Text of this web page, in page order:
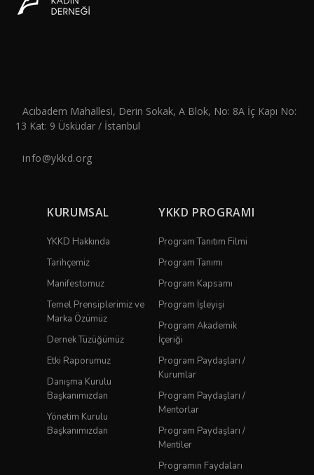
Acıbadem Mahallesi, Derin Sokak, A Blok, No: 8A İç Kapı No:
13 Kat: 9 Üsküdar / İstanbul
info@ykkd.org
KURUMSAL
YKKD Hakkında
Tarihçemiz
Manifestomuz
Temel Prensiplerimiz ve
Marka Özümüz
Dernek Tüzüğümüz
Etki Raporumuz
Danışma Kurulu
Başkanımızdan
Yönetim Kurulu
Başkanımızdan
YKKD PROGRAMI
Program Tanıtım Filmi
Program Tanımı
Program Kapsamı
Program İşleyişi
Program Akademik
İçeriği
Program Paydaşları /
Kurumlar
Program Paydaşları /
Mentorlar
Program Paydaşları /
Mentiler
Programın Faydaları